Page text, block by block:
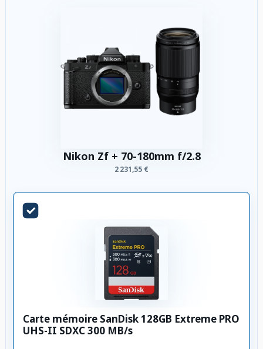
Nikon Zf + 70-180mm f/2.8
2 231,55 €
Carte mémoire SanDisk 128GB Extreme PRO
UHS-II SDXC 300 MB/s